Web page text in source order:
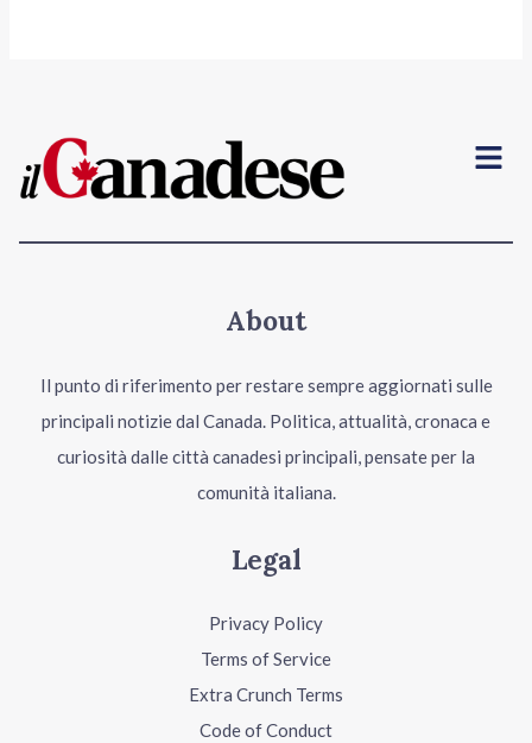
Menu
About
Il punto di riferimento per restare sempre aggiornati sulle
principali notizie dal Canada. Politica, attualità, cronaca e
curiosità dalle città canadesi principali, pensate per la
comunità italiana.
Legal
Privacy Policy
Terms of Service
Extra Crunch Terms
Code of Conduct